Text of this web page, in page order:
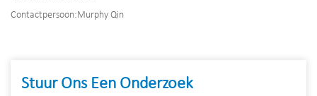
Contactpersoon:Murphy Qin
Stuur Ons Een Onderzoek